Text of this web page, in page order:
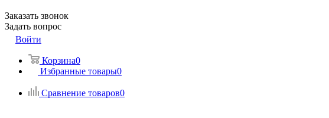
Заказать звонок
Задать вопрос
Войти
Корзина0
Избранные товары0
Сравнение товаров0